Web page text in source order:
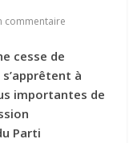
commentaire
cesse de
à
importantes de
Parti